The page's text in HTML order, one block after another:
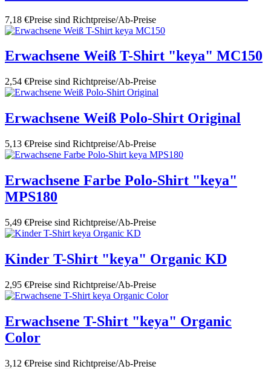
7,18 €Preise sind Richtpreise/Ab-Preise
Erwachsene Weiß T-Shirt "keya" MC150
2,54 €Preise sind Richtpreise/Ab-Preise
Erwachsene Weiß Polo-Shirt Original
5,13 €Preise sind Richtpreise/Ab-Preise
Erwachsene Farbe Polo-Shirt "keya"
MPS180
5,49 €Preise sind Richtpreise/Ab-Preise
Kinder T-Shirt "keya" Organic KD
2,95 €Preise sind Richtpreise/Ab-Preise
Erwachsene T-Shirt "keya" Organic
Color
3,12 €Preise sind Richtpreise/Ab-Preise